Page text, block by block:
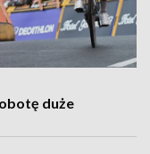
duże